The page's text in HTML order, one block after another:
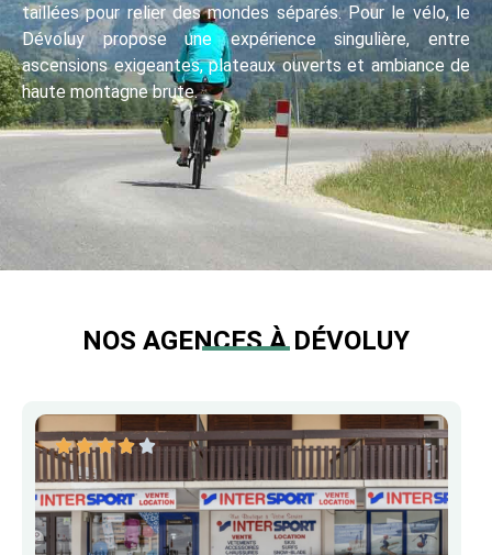
taillées pour relier des mondes séparés. Pour le vélo, le
Dévoluy propose une expérience singulière, entre
ascensions exigeantes, plateaux ouverts et ambiance de
haute montagne brute.
NOS AGENCES À DÉVOLUY